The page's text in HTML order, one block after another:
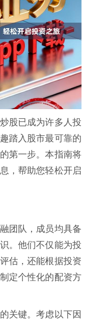
股已成为许多人投
踏入股市最可靠的
第一步。本指南将
，帮助您轻松开启
团队，成员均具备
。他们不仅能为投
估，还能根据投资
定个性化的配资方
关键。考虑以下因